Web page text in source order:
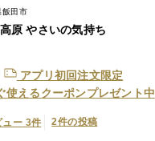
飯田市
原 やさいの気持ち
アプリ初回注文限定
使えるクーポンプレゼント中
ュー 3件 2件の投稿